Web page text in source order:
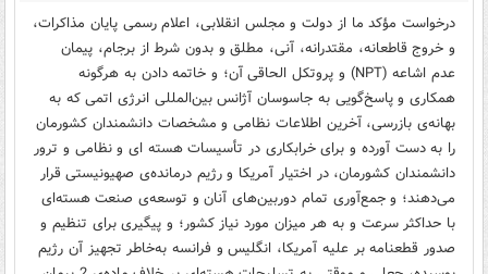
درخواست مؤکد ما از دولت و مجلس انقلابی، اعلام رسمی پایان مذاکرات،
و خروج قاطعانه، مقتدرانه، آنی، مطلق و بدون شرط از برجام، پیمان
عدم اشاعه (NPT) و پروتکل الحاقی آن؛ و خاتمه دادن به هرگونه
همکاری و پاسخ‌گویی به جاسوسان آژانس بین‌المللی انرژی اتمی که به
بهانه‌ی بازرسی، آخرین اطلاعات نظامی و مشخصات دانشمندان کشورمان
را به دست آورده و برای خرابکاری در تأسیسات هسته ای و نظامی و ترور
دانشمندان کشورمان، در اختیار آمریکا و رژیم درمانده‌ی صهیونیستی قرار
می‌دهند؛ و جمع‌آوری تمام دوربین‌های آنان و توسعه‌ی صنعت هسته‌ای
با حداکثر سرعت و به هر میزان مورد نیاز کشور؛ و پیگیری برای تنظیم و
صدور قطعنامه بر علیه آمریکا، انگلیس و فرانسه به‌خاطر تجهیز آن رژیم